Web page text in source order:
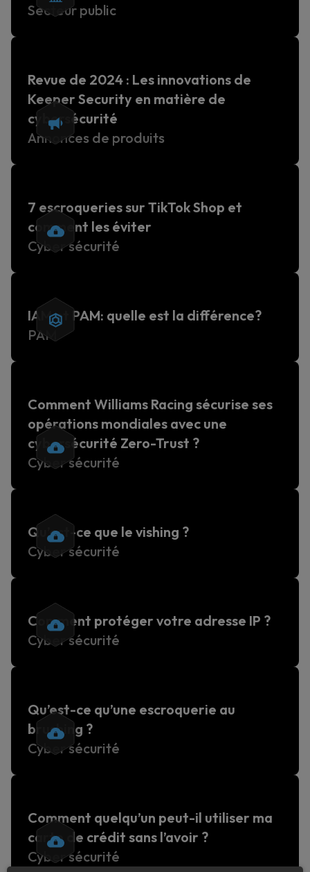
Secteur public
Revue de 2024 : Les innovations de
Keeper Security en matière de
cybersécurité
Annonces de produits
7 escroqueries sur TikTok Shop et
comment les éviter
Cyber sécurité
IAM et PAM: quelle est la différence?
PAM
Comment Williams Racing sécurise ses
opérations mondiales avec une
cybersécurité Zero-Trust ?
Cyber sécurité
Qu’est-ce que le vishing ?
Cyber sécurité
Comment protéger votre adresse IP ?
Cyber sécurité
Qu’est-ce qu’une escroquerie au
brushing ?
Cyber sécurité
Comment quelqu’un peut-il utiliser ma
carte de crédit sans l’avoir ?
Cyber sécurité